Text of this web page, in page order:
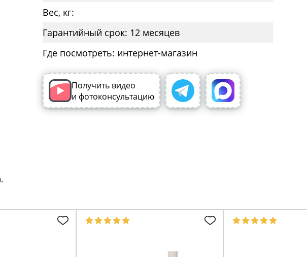
Вес, кг:
Гарантийный срок: 12 месяцев
Где посмотреть: интернет-магазин
Получить видео
и фотоконсультацию